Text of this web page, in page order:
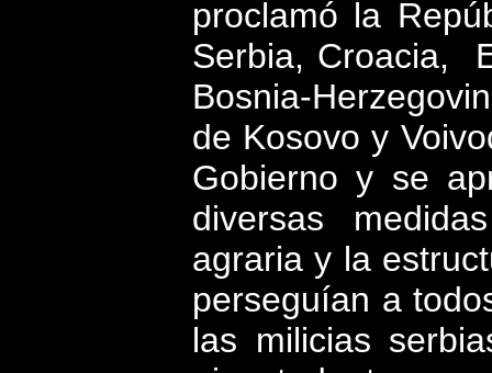
proclamó la
Serbia, Croacia,
Bosnia-
de Kosovo y
Gobierno y se
diversas
agraria y la
perseguían a
las milicias